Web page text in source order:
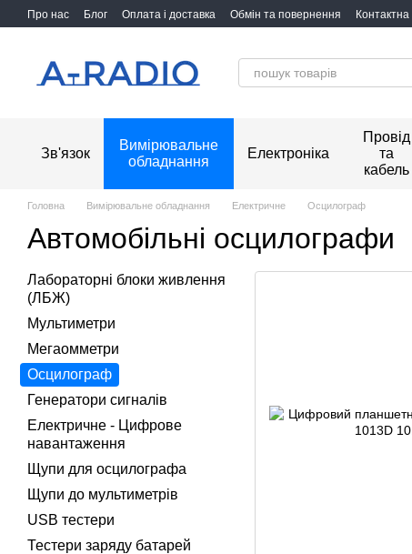
Перейти до основного контенту
Про нас Блог Оплата і доставка Обмін та повернення
Зв'язок
Вимірювальне
обладнання
Електроніка
Провід
та
кабель
Головна Вимірювальне обладнання Електричне Осцилограф
Автомобільні осцилографи
Лабораторні блоки живлення
(ЛБЖ)
Мультиметри
Мегаомметри
Осцилограф
Генератори сигналів
Електричне - Цифрове
навантаження
Щупи для осцилографа
Щупи до мультиметрів
USB тестери
Тестери заряду батарей